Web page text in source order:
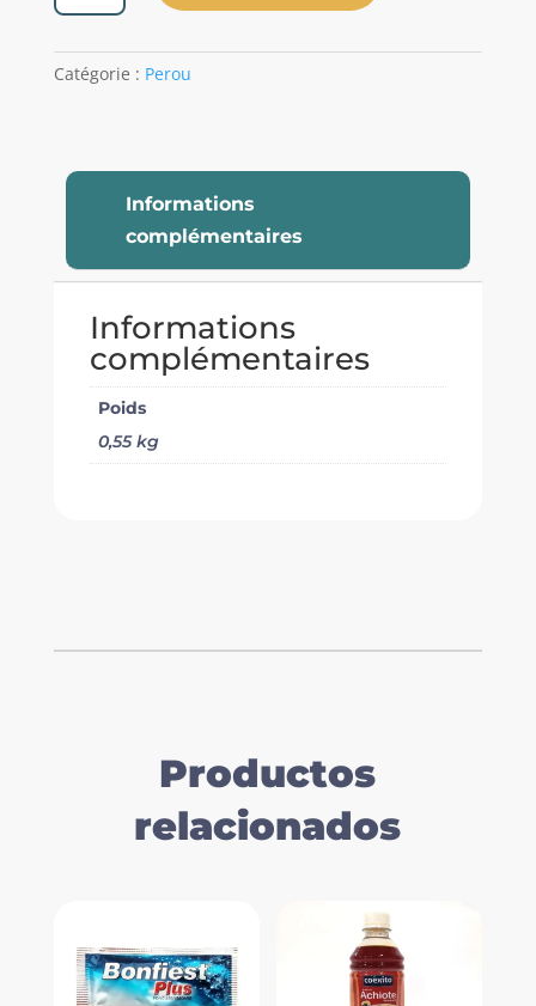
Cerveza
Dark
Catégorie : Perou
Informations
complémentaires
Informations
complémentaires
Poids
0,55 kg
Productos
relacionados